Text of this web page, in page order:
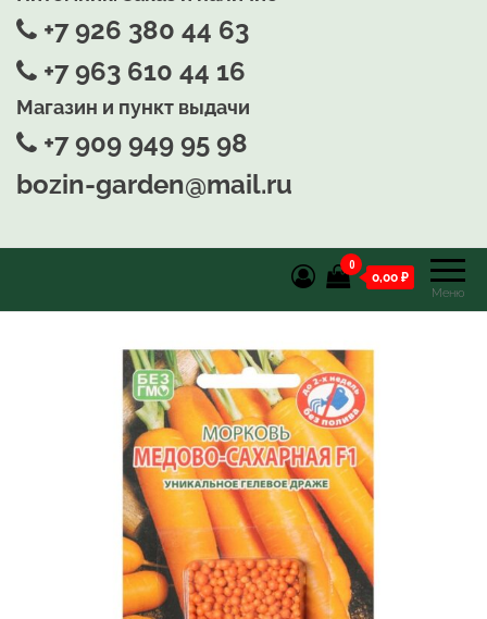
+7 926 380 44 63
+7 963 610 44 16
Магазин и пункт выдачи
+7 909 949 95 98
bozin-garden@mail.ru
Меню
0
0,00 ₽